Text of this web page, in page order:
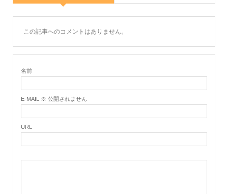
この記事へのコメントはありません。
名前
E-MAIL ※ 公開されません
URL